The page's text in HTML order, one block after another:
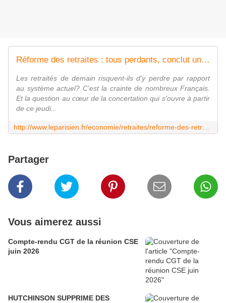
Réforme des retraites : tous perdants, conclut un collectif d'experts
Les retraités de demain risquent-ils d'y perdre par rapport
au système actuel? C'est la crainte de nombreux Français.
Et la question au cœur de la concertation qui s'ouvre à partir
de ce jeudi...
Partager
Vous aimerez aussi
Compte-rendu CGT de la réunion CSE
juin 2026
HUTCHINSON SUPPRIME DES